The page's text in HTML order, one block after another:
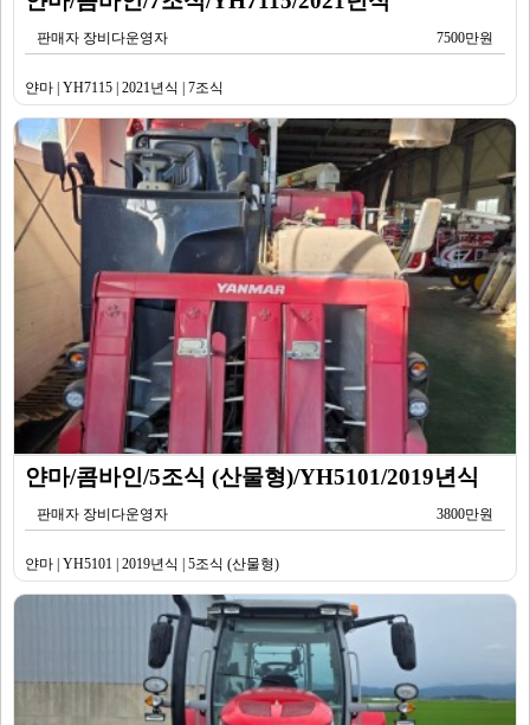
판매자 장비다운영자 7500만원
얀마 | YH7115 | 2021년식 | 7조식
얀마/콤바인/5조식 (산물형)/YH5101/2019년식
판매자 장비다운영자 3800만원
얀마 | YH5101 | 2019년식 | 5조식 (산물형)